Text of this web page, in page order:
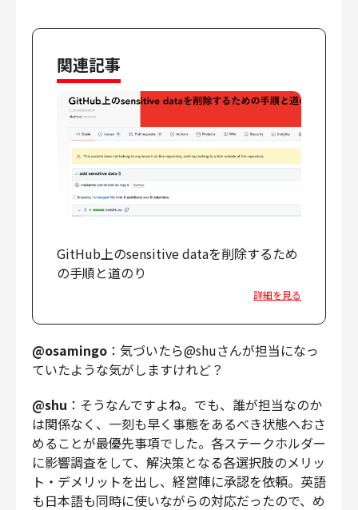
関連記事
GitHub上のsensitive dataを削除するため
の手順と道のり
詳細を見る
@osamingo ：気づいたら@shuさんが担当になっ
ていたような気がしますけれど？
@shu ：そうなんですよね。でも、誰が担当なのか
は関係なく、一刻も早く事態をあるべき状態へおさ
めることが最優先事項でした。各ステークホルダー
に影響調査をして、解決策となる各選択肢のメリッ
ト・デメリットを出し、経営陣に承認を依頼。英語
も日本語も同時に使いながらの対応だったので、め